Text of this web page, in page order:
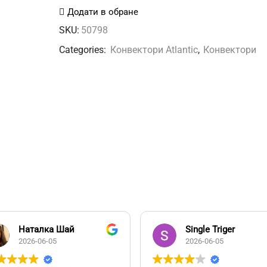
BL-
MECA/M2
Atlantic
Додати в обране
SKU: 50798
Categories: Конвектори Atlantic, Конвектори
Наталка Шай
2026-06-05
Single Triger
2026-06-05